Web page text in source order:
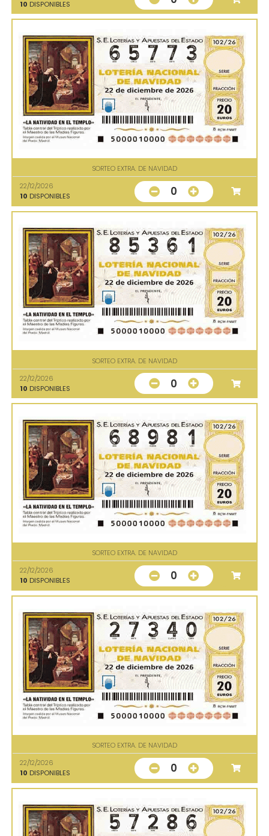
10 DISPONIBLES
SORTEO EXTRA. DE NAVIDAD
22/12/2026
10 DISPONIBLES 0
SORTEO EXTRA. DE NAVIDAD
22/12/2026
10 DISPONIBLES 0
SORTEO EXTRA. DE NAVIDAD
22/12/2026
10 DISPONIBLES 0
SORTEO EXTRA. DE NAVIDAD
22/12/2026
10 DISPONIBLES 0